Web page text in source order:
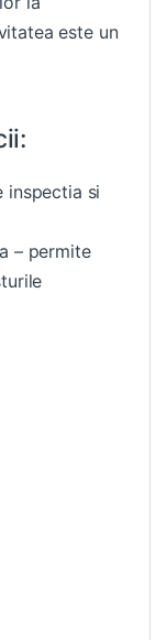
este un
inspectia si
– permite